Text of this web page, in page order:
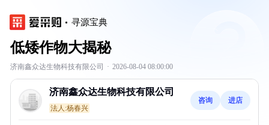
寻源宝典
低矮作物大揭秘
济南鑫众达生物科技有限公司 · 2026-08-04 08:00:00
济南鑫众达生物科技有限公司
法人:杨春兴
咨询 进店